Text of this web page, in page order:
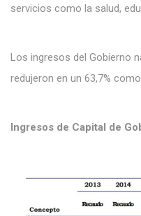
servicios como la salud,
Los ingresos del Gobierno
redujeron en un 63,7%
Ingresos de Capital de